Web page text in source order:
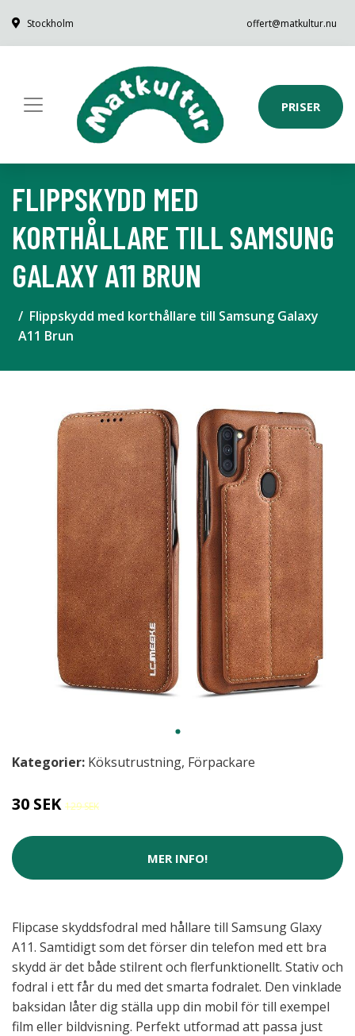
Stockholm offert@matkultur.nu
PRISER
FLIPPSKYDD MED
KORTHÅLLARE TILL SAMSUNG
GALAXY A11 BRUN
Flippskydd med korthållare till Samsung Galaxy
A11 Brun
Kategorier: Köksutrustning, Förpackare
30 SEK 129 SEK
MER INFO!
Flipcase skyddsfodral med hållare till Samsung Glaxy
A11. Samtidigt som det förser din telefon med ett bra
skydd är det både stilrent och flerfunktionellt. Stativ och
fodral i ett får du med det smarta fodralet. Den vinklade
baksidan låter dig ställa upp din mobil för till exempel
film eller bildvisning. Perfekt utformad att passa just